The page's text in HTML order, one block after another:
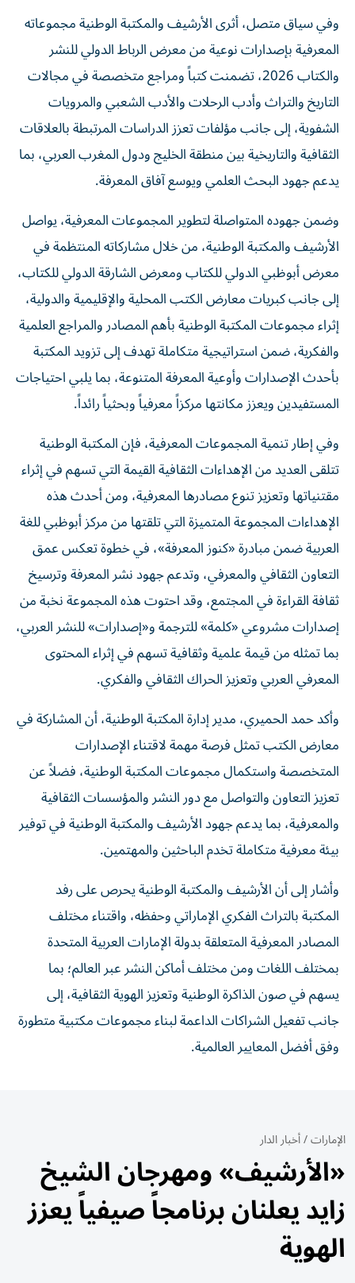
وفي سياق متصل، أثرى الأرشيف والمكتبة الوطنية مجموعاته
المعرفية بإصدارات نوعية من معرض الرباط الدولي للنشر
والكتاب 2026، تضمنت كتباً ومراجع متخصصة في مجالات
التاريخ والتراث وأدب الرحلات والأدب الشعبي والمرويات
الشفوية، إلى جانب مؤلفات تعزز الدراسات المرتبطة بالعلاقات
الثقافية والتاريخية بين منطقة الخليج ودول المغرب العربي، بما
يدعم جهود البحث العلمي ويوسع آفاق المعرفة.
وضمن جهوده المتواصلة لتطوير المجموعات المعرفية، يواصل
الأرشيف والمكتبة الوطنية، من خلال مشاركاته المنتظمة في
معرض أبوظبي الدولي للكتاب ومعرض الشارقة الدولي للكتاب،
إلى جانب كبريات معارض الكتب المحلية والإقليمية والدولية،
إثراء مجموعات المكتبة الوطنية بأهم المصادر والمراجع العلمية
والفكرية، ضمن استراتيجية متكاملة تهدف إلى تزويد المكتبة
بأحدث الإصدارات وأوعية المعرفة المتنوعة، بما يلبي احتياجات
المستفيدين ويعزز مكانتها مركزاً معرفياً وبحثياً رائداً.
وفي إطار تنمية المجموعات المعرفية، فإن المكتبة الوطنية
تتلقى العديد من الإهداءات الثقافية القيمة التي تسهم في إثراء
مقتنياتها وتعزيز تنوع مصادرها المعرفية، ومن أحدث هذه
الإهداءات المجموعة المتميزة التي تلقتها من مركز أبوظبي للغة
العربية ضمن مبادرة «كنوز المعرفة»، في خطوة تعكس عمق
التعاون الثقافي والمعرفي، وتدعم جهود نشر المعرفة وترسيخ
ثقافة القراءة في المجتمع، وقد احتوت هذه المجموعة نخبة من
إصدارات مشروعي «كلمة» للترجمة و«إصدارات» للنشر العربي،
بما تمثله من قيمة علمية وثقافية تسهم في إثراء المحتوى
المعرفي العربي وتعزيز الحراك الثقافي والفكري.
وأكد حمد الحميري، مدير إدارة المكتبة الوطنية، أن المشاركة في
معارض الكتب تمثل فرصة مهمة لاقتناء الإصدارات
المتخصصة واستكمال مجموعات المكتبة الوطنية، فضلاً عن
تعزيز التعاون والتواصل مع دور النشر والمؤسسات الثقافية
والمعرفية، بما يدعم جهود الأرشيف والمكتبة الوطنية في توفير
بيئة معرفية متكاملة تخدم الباحثين والمهتمين.
وأشار إلى أن الأرشيف والمكتبة الوطنية يحرص على رفد
المكتبة بالتراث الفكري الإماراتي وحفظه، واقتناء مختلف
المصادر المعرفية المتعلقة بدولة الإمارات العربية المتحدة
بمختلف اللغات ومن مختلف أماكن النشر عبر العالم؛ بما
يسهم في صون الذاكرة الوطنية وتعزيز الهوية الثقافية، إلى
جانب تفعيل الشراكات الداعمة لبناء مجموعات مكتبية متطورة
وفق أفضل المعايير العالمية.
الإمارات/أخبار الدار
«الأرشيف» ومهرجان الشيخ
زايد يعلنان برنامجاً صيفياً يعزز
الهوية